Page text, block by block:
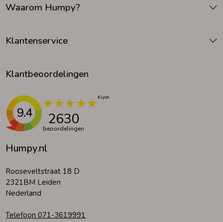
Humpy.nl
Rooseveltstraat 18 D
2321BM Leiden
Nederland
Telefoon 071-3619991
Waarom Humpy?
Klantenservice
Klantbeoordelingen
9.4 2630
beoordelingen